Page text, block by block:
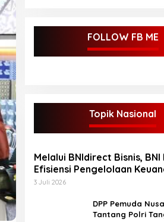
FOLLOW FB ME
Topik Nasional
Melalui BNIdirect Bisnis, BNI
Efisiensi Pengelolaan
3 Juli 2026
DPP Pemuda
Tantang Polri